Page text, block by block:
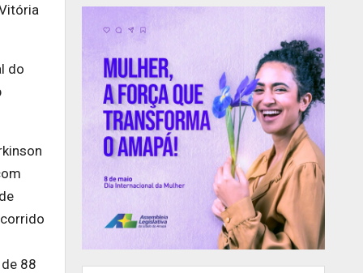
do
88